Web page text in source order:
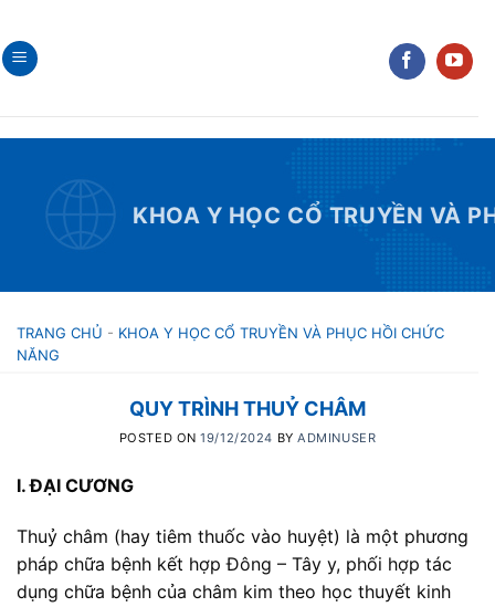
to
content
KHOA Y HỌC CỔ TRUYỀN VÀ
TRANG CHỦ - KHOA Y HỌC CỔ TRUYỀN VÀ PHỤC HỒI CHỨC
NĂNG
QUY TRÌNH THUỶ CHÂM
POSTED ON19/12/2024 BYADMINUSER
I. ĐẠI CƯƠNG
Thuỷ châm (hay tiêm thuốc vào huyệt) là một phương
pháp chữa bệnh kết hợp Đông – Tây y, phối hợp tác
dụng chữa bệnh của châm kim theo học thuyết kinh